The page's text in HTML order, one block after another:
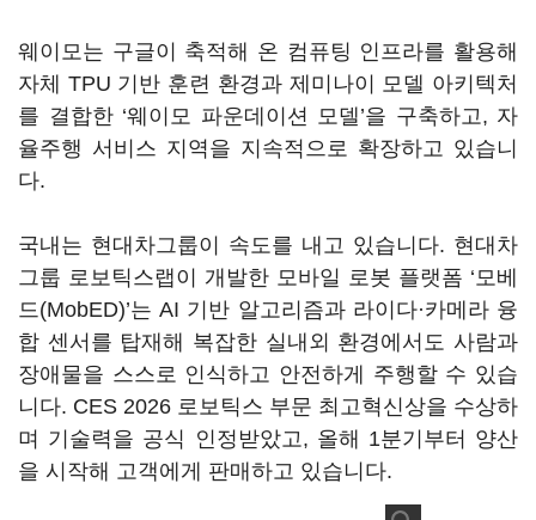
웨이모는 구글이 축적해 온 컴퓨팅 인프라를 활용해
자체 TPU 기반 훈련 환경과 제미나이 모델 아키텍처
를 결합한 ‘웨이모 파운데이션 모델’을 구축하고, 자
율주행 서비스 지역을 지속적으로 확장하고 있습니
다.
국내는 현대차그룹이 속도를 내고 있습니다. 현대차
그룹 로보틱스랩이 개발한 모바일 로봇 플랫폼 ‘모베
드(MobED)’는 AI 기반 알고리즘과 라이다·카메라 융
합 센서를 탑재해 복잡한 실내외 환경에서도 사람과
장애물을 스스로 인식하고 안전하게 주행할 수 있습
니다. CES 2026 로보틱스 부문 최고혁신상을 수상하
며 기술력을 공식 인정받았고, 올해 1분기부터 양산
을 시작해 고객에게 판매하고 있습니다.